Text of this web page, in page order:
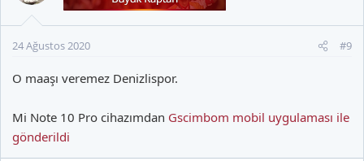
24 Ağustos 2020 #9
O maaşı veremez Denizlispor.
Mi Note 10 Pro cihazımdan Gscimbom mobil uygulaması ile
gönderildi